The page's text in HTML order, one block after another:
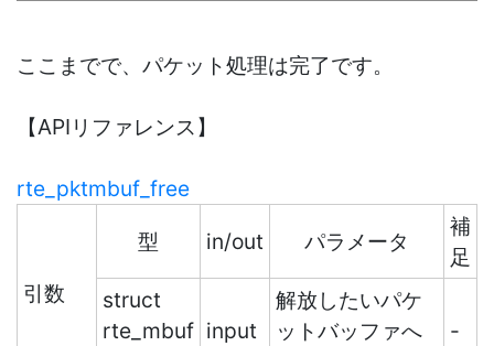
ここまでで、パケット処理は完了です。
【APIリファレンス】
rte_pktmbuf_free
引数
型 in/out パラメータ
補
足
struct
rte_mbuf input
解放したいパケ
ットバッファへ
-